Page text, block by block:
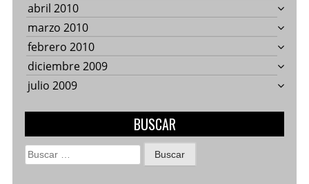
abril 2010
marzo 2010
febrero 2010
diciembre 2009
julio 2009
BUSCAR
Buscar: